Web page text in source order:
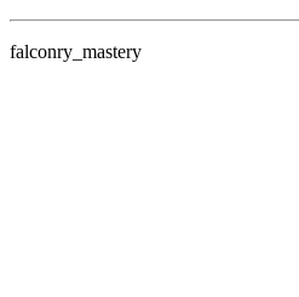
falconry_mastery